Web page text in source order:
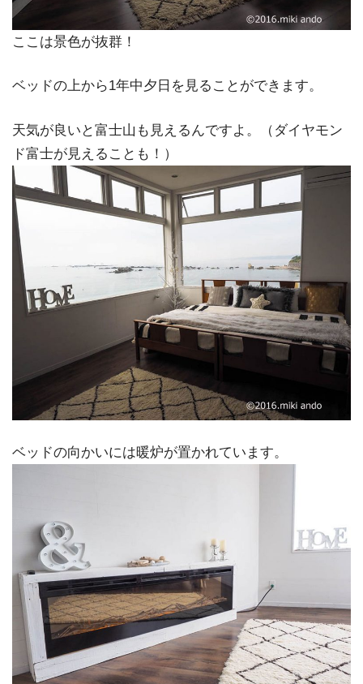
ここは景色が抜群！
ベッドの上から1年中夕日を見ることができます。
天気が良いと富士山も見えるんですよ。（ダイヤモン
ド富士が見えることも！）
ベッドの向かいには暖炉が置かれています。